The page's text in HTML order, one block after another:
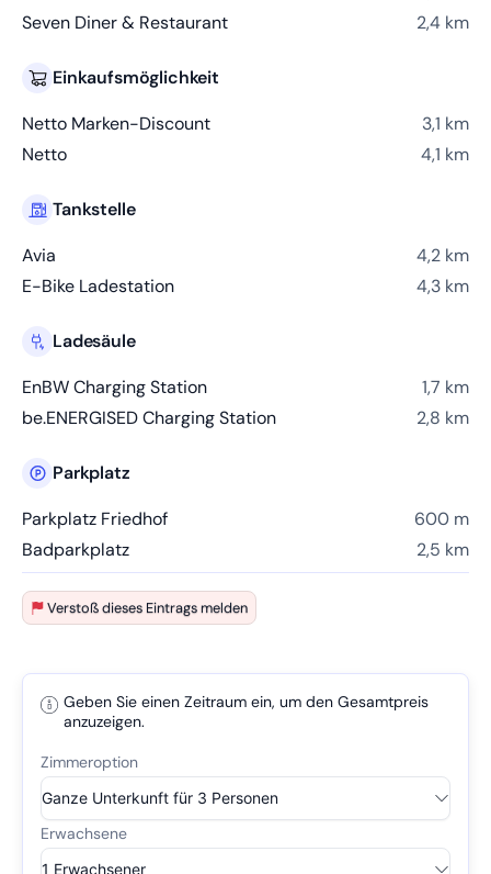
Seven Diner & Restaurant
2,4 km
Einkaufsmöglichkeit
Netto Marken-Discount
3,1 km
Netto
4,1 km
Tankstelle
Avia
4,2 km
E-Bike Ladestation
4,3 km
Ladesäule
EnBW Charging Station
1,7 km
be.ENERGISED Charging Station
2,8 km
Parkplatz
Parkplatz Friedhof
600 m
Badparkplatz
2,5 km
Verstoß dieses Eintrags melden
Geben Sie einen Zeitraum ein, um den Gesamtpreis
anzuzeigen.